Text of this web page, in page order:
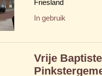
Friesland
In gebruik
Vrije